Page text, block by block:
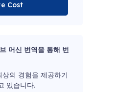
Cost
머신 번역을 통해 번
의 경험을 제공하기
있습니다.